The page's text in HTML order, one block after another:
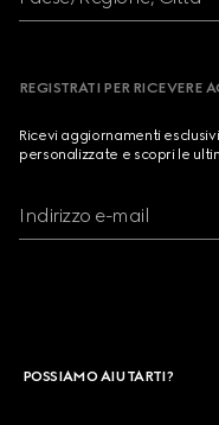
REGISTRATI PER RICEVERE
Ricevi aggiornamenti
personalizzate e scopri le
Indirizzo e-mail
POSSIAMO AIUTARTI?